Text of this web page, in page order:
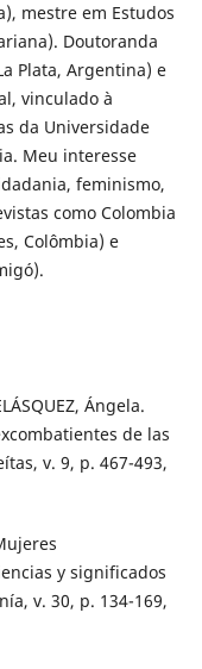
mestre em Estudos
Doutoranda
Plata, Argentina) e
vinculado à
da Universidade
Meu interesse
feminismo,
como Colombia
Colômbia) e
Ángela.
de las
v. 9, p. 467-493,
y significados
v. 30, p. 134-169,